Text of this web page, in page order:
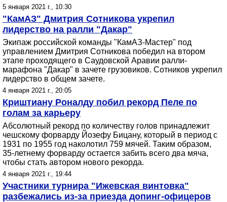
5 января 2021 г., 10:30
"КамАЗ" Дмитрия Сотникова укрепил
лидерство на ралли "Дакар"
Экипаж российской команды "КамАЗ-Мастер" под
управлением Дмитрия Сотникова победил на втором
этапе проходящего в Саудовской Аравии ралли-
марафона "Дакар" в зачете грузовиков. Сотников укрепил
лидерство в общем зачете.
4 января 2021 г., 20:05
Криштиану Роналду побил рекорд Пеле по
голам за карьеру
Абсолютный рекорд по количеству голов принадлежит
чешскому форварду Йозефу Бицану, который в период с
1931 по 1955 год наколотил 759 мячей. Таким образом,
35-летнему форварду остается забить всего два мяча,
чтобы стать автором нового рекорда.
4 января 2021 г., 19:44
Участники турнира "Ижевская винтовка"
разбежались из-за приезда допинг-офицеров